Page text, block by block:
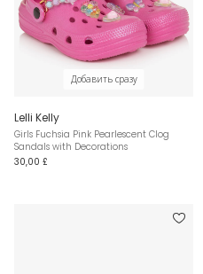
Добавить сразу
Lelli Kelly
Girls Fuchsia Pink Pearlescent Clog
Sandals with Decorations
30,00 £